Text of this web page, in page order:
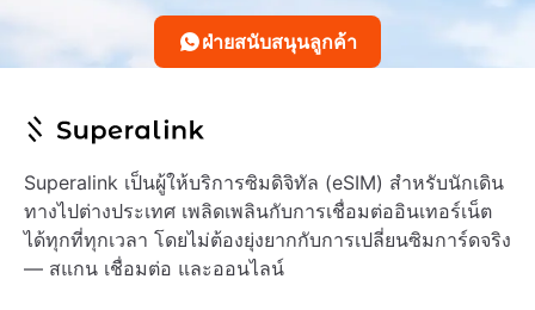
ฝ่ายสนับสนุนลูกค้า
Superalink เป็นผู้ให้บริการซิมดิจิทัล (eSIM) สำหรับนักเดิน
ทางไปต่างประเทศ เพลิดเพลินกับการเชื่อมต่ออินเทอร์เน็ต
ได้ทุกที่ทุกเวลา โดยไม่ต้องยุ่งยากกับการเปลี่ยนซิมการ์ดจริง
— สแกน เชื่อมต่อ และออนไลน์